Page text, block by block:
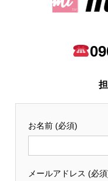
お名前 (必須)
メールアドレス (必